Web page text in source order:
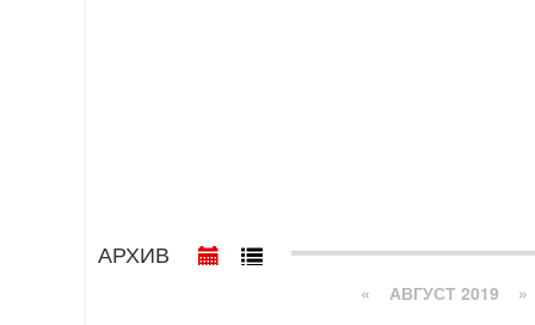
АРХИВ
« АВГУСТ 2019 »